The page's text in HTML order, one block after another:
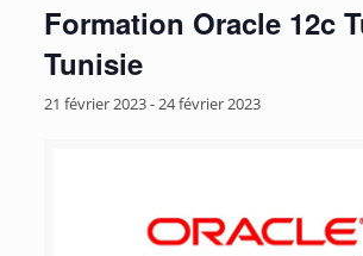
Formation Oracle 12c
Tunisie
21 février 2023-24 février 2023